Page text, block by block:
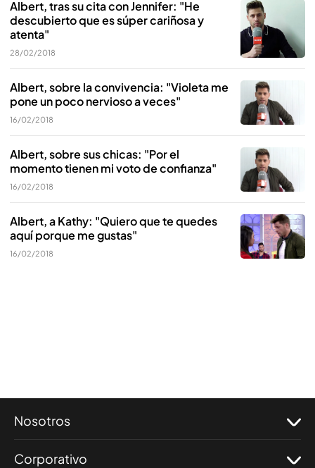
Albert, tras su cita con Jennifer: "He
descubierto que es súper cariñosa y
atenta"
28/02/2018
Albert, sobre la convivencia: "Violeta me
pone un poco nervioso a veces"
16/02/2018
Albert, sobre sus chicas: "Por el
momento tienen mi voto de confianza"
16/02/2018
Albert, a Kathy: "Quiero que te quedes
aquí porque me gustas"
16/02/2018
Nosotros
Corporativo